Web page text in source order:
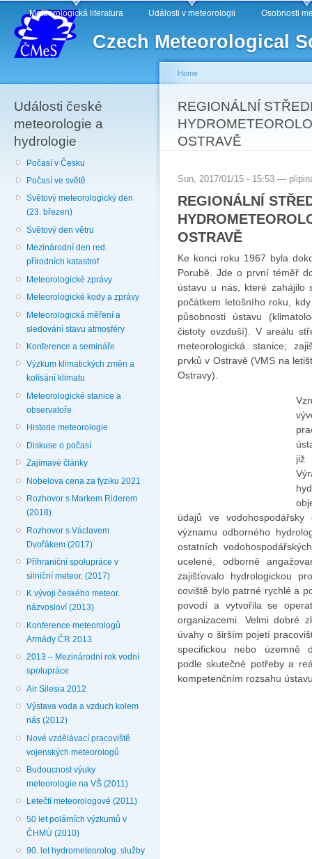
Czech Meteorological
Main menu
Meteorologická literatura Události v meteorologii Osobnosti
Události české
meteorologie a
hydrologie
Počasí v Česku
Počasí ve světě
Světový meteorologický den
(23. březen)
Světový den větru
Mezinárodní den red.
přírodních katastrof
Meteorologické zprávy
Meteorologické kody a zprávy
Meteorologická měření a
sledování stavu atmosféry
Konference a semináře
Výzkum klimatických změn a
kolísání klimatu
Meteorologické stanice a
observatoře
Historie meteorologie
Diskuse o počasí
Zajímavé články
Nobelova cena za fyziku 2021
Rozhovor s Markem Riderem
(2018)
Rozhovor s Václavem
Dvořákem (2017)
Příhraniční spolupráce v
silniční meteor. (2017)
K vývoji českého meteor.
názvosloví (2013)
Konference meteorologů
Armády ČR 2013
2013 – Mezinárodní rok vodní
spolupráce
Air Silesia 2012
Výstava voda a vzduch kolem
nás (2012)
Nové vzdělávací pracoviště
vojenských meteorologů
Budoucnost výuky
meteorologie na VŠ (2011)
Letečtí meteorologové (2011)
50 let polárních výzkumů v
ČHMÚ (2010)
90. let hydrometeorolog. služby
You are here
Home
REGIONÁLNÍ
OSTRAVĚ
Sun, 2017/01/15 - 15:53 —
REGIONÁLNÍ
OSTRAVĚ
Ke konci roku 1967 byla
Porubě. Jde o první téměř
ústavu u nás, které zahájilo
počátkem letošního roku,
působnosti ústavu
čistoty ovzdu­ší). V areálu
meteo­rologická stanice;
prvků v Ostravě (VMS na
Ostravy).
již
údajů ve
významu odborného
ostatních
ucelené, odborně
zajišťo­valo hydrologickou
coviště bylo patrné rychlé a
povodí a vytvořila se
organizacemi. Velmi dobré
úvahy o širším pojetí
specifickou nebo územně
podle skutečné potřeby a
kompetenčním rozsahu